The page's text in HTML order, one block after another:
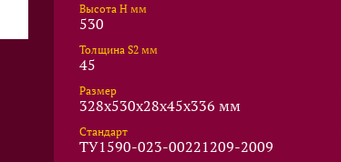
Высота Н мм
530
Толщина S2 мм
45
Размер
328x530x28x45x336 мм
Стандарт
ТУ1590-023-00221209-2009